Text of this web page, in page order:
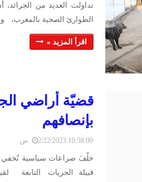
تداولت العديد من
الطوارئ الصحية
اقرأ المزيد »
قضيّة أراضي
بإنصافهم
2/22/2023 10:58:00 ص
خلْفَ صراعات سياسية
قبيلة الجريات التابعة